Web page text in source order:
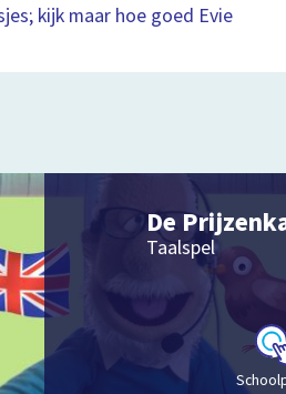
kijk maar hoe goed Evie
De
Taalspel